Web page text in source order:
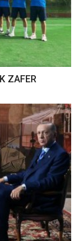
ZAFER